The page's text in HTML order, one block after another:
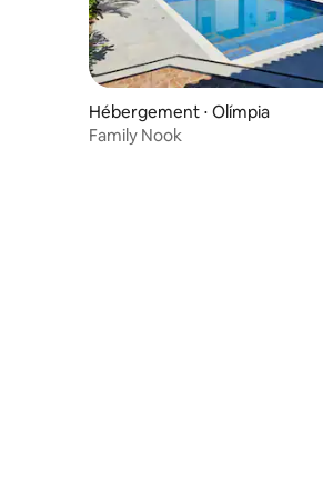
Hébergement ⋅ Olímpia
Family Nook